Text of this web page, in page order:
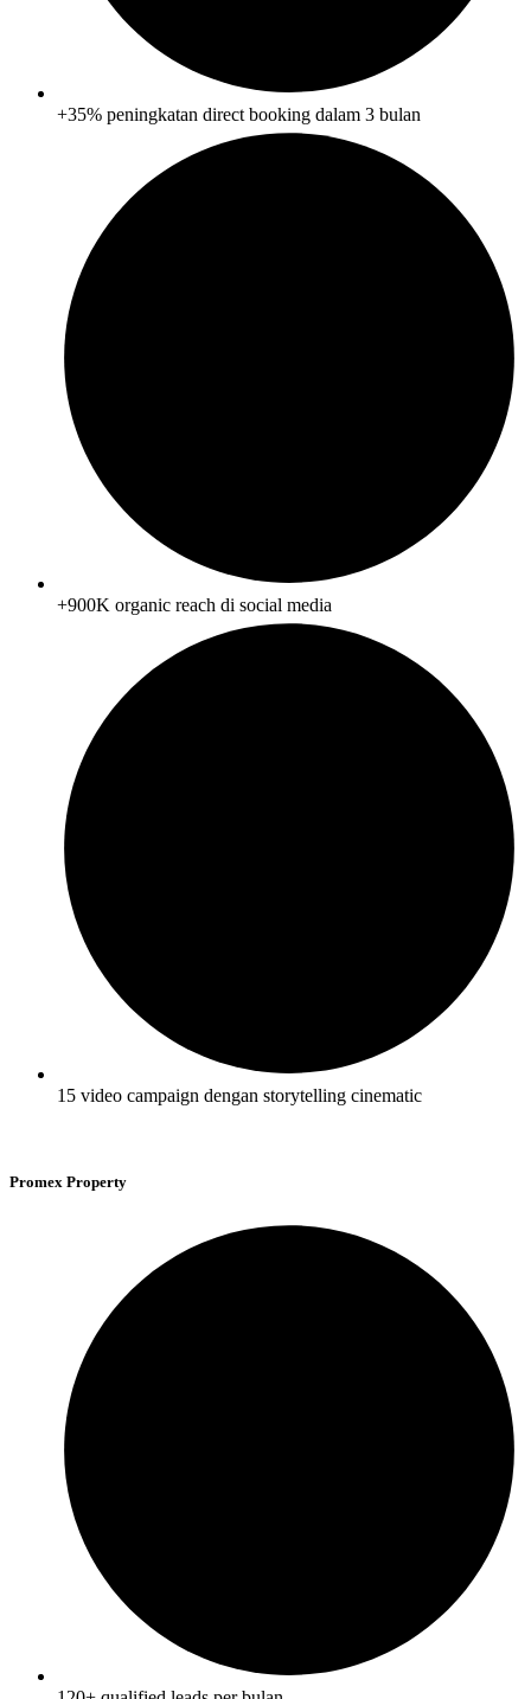
+35% peningkatan direct booking dalam 3 bulan
+900K organic reach di social media
15 video campaign dengan storytelling cinematic
Promex Property